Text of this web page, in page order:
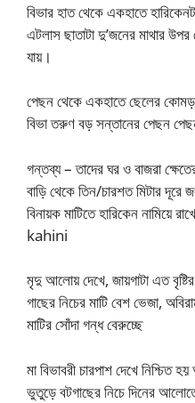
বিভার হাত থেকে একহাতে
এটলাস ছাতাটা দু’জনের মাথার উপর
যায়।
পেছন থেকে একহাতে ছেলের কোমড়
বিভা তরুণ বড় সন্তানের পেছন
গন্তব্য – তাদের ঘর ও বাজরা
বাড়ি থেকে তিন/চারশত মিটার দূরে
বিনায়ক মাটিতে হারিকেন
kahini
মৃদু আলোয় দেখে, জায়গাটা এত
গাছের নিচের মাটি বেশ ভেজা,
মাটির সোঁদা গন্ধ বেরুচ্ছে
মা বিভাবরী চারপাশ দেখে
ভুতুড়ে বটগাছের নিচে দিনের